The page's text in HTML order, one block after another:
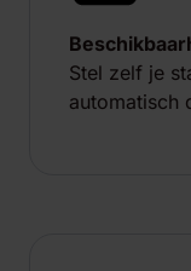
Stel zelf je
automatisch